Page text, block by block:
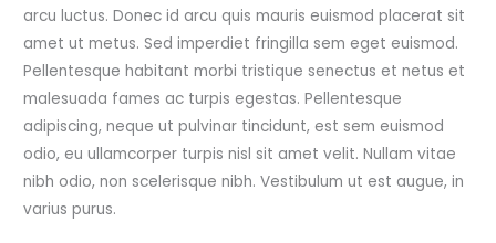
arcu luctus. Donec id arcu quis mauris euismod placerat sit
amet ut metus. Sed imperdiet fringilla sem eget euismod.
Pellentesque habitant morbi tristique senectus et netus et
malesuada fames ac turpis egestas. Pellentesque
adipiscing, neque ut pulvinar tincidunt, est sem euismod
odio, eu ullamcorper turpis nisl sit amet velit. Nullam vitae
nibh odio, non scelerisque nibh. Vestibulum ut est augue, in
varius purus.